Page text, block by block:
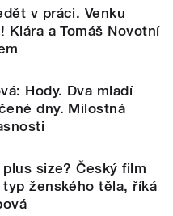
v práci. Venku
Klára a Tomáš Novotní
Hody. Dva mladí
dny. Milostná
size? Český film
ženského těla, říká